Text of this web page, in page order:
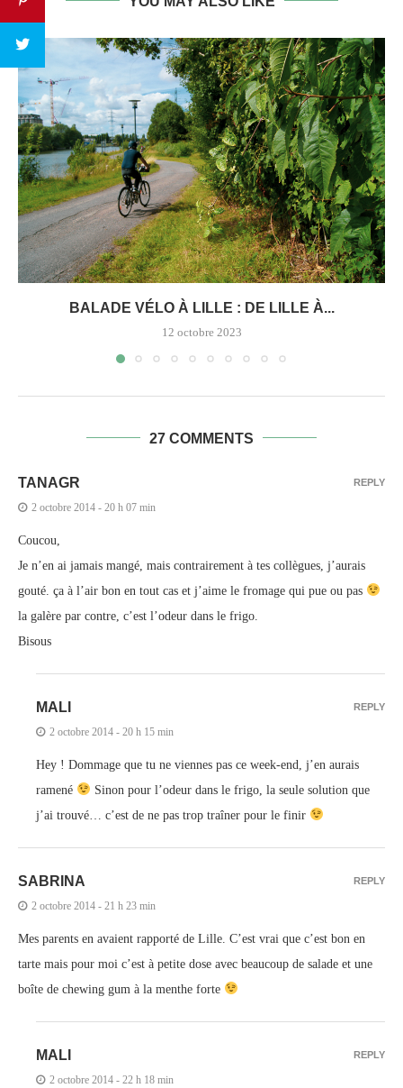
BALADE VÉLO À LILLE : DE LILLE À...
12 octobre 2023
27 COMMENTS
TANAGR
2 octobre 2014 - 20 h 07 min
Coucou,
Je n’en ai jamais mangé, mais contrairement à tes collègues, j’aurais
gouté. ça à l’air bon en tout cas et j’aime le fromage qui pue ou pas
la galère par contre, c’est l’odeur dans le frigo.
Bisous
REPLY
MALI
2 octobre 2014 - 20 h 15 min
Hey ! Dommage que tu ne viennes pas ce week-end, j’en aurais
ramené
Sinon pour l’odeur dans le frigo, la seule solution que
j’ai trouvé… c’est de ne pas trop traîner pour le finir
REPLY
SABRINA
2 octobre 2014 - 21 h 23 min
Mes parents en avaient rapporté de Lille. C’est vrai que c’est bon en
tarte mais pour moi c’est à petite dose avec beaucoup de salade et une
boîte de chewing gum à la menthe forte
REPLY
MALI
2 octobre 2014 - 22 h 18 min
REPLY